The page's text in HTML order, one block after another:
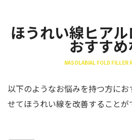
ほうれい線ヒア
おすす
NASOLABIAL FOLD FILLER
以下のようなお悩みを持つ方に
せてほうれい線を改善することが